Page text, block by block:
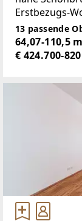
Erstbezugs-
begehrter
Wohnprojekt,
hoher
13 passende
64,07-110,5
€ 424.700-